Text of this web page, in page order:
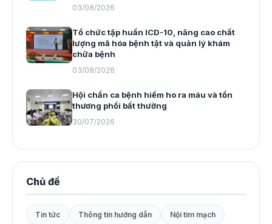
03/08/2026
Tổ chức tập huấn ICD-10, nâng cao chất
lượng mã hóa bệnh tật và quản lý khám
chữa bệnh
03/08/2026
Hội chẩn ca bệnh hiếm ho ra máu và tổn
thương phổi bất thường
30/07/2026
Chủ đề
Tin tức Thông tin hướng dẫn Nội tim mạch